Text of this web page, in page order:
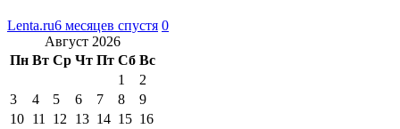
Lenta.ru6 месяцев спустя 0
Август 2026
Пн Вт Ср Чт Пт Сб Вс
1
2
3
4 5 6 7 8
9
10 11 12 13 14 15 16